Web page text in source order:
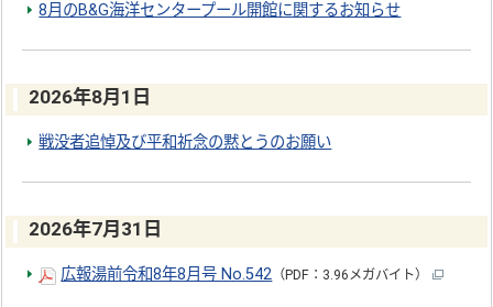
8月のB&G海洋センタープール開館に関するお知らせ
2026年8月1日
戦没者追悼及び平和祈念の黙とうのお願い
2026年7月31日
広報湯前令和8年8月号 No.542 （PDF：3.96メガバイト）